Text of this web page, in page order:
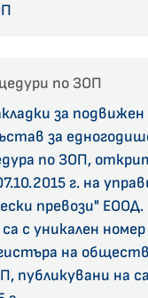
по ЗОП
за подвижен
за
по ЗОП,
г. на
превози"
с уникален
на
публикувани на